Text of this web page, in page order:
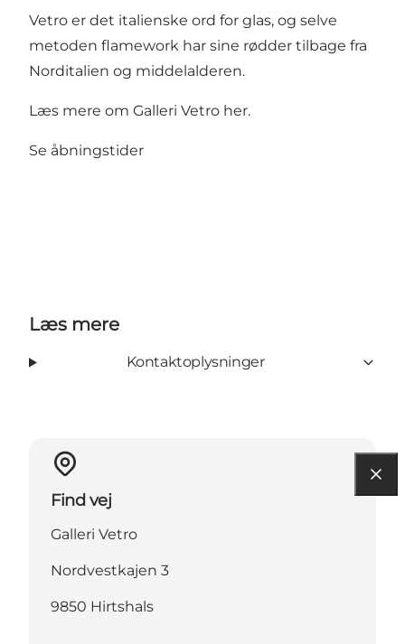
Vetro er det italienske ord for glas, og selve
metoden flamework har sine rødder tilbage fra
Norditalien og middelalderen.
Læs mere om Galleri Vetro her.
Se åbningstider
Læs mere
Kontaktoplysninger
Find vej
Galleri Vetro
Nordvestkajen 3
9850 Hirtshals